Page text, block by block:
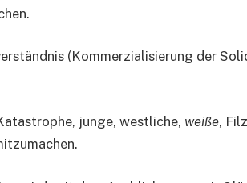
(Kommerzialisierung der
junge, westliche, weiße,